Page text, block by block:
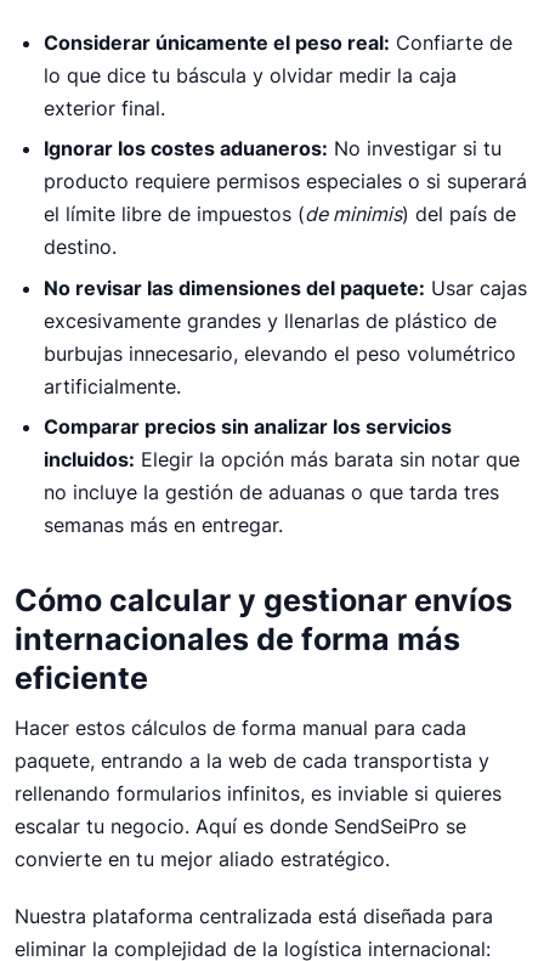
Considerar únicamente el peso real: Confiarte de
lo que dice tu báscula y olvidar medir la caja
exterior final.
Ignorar los costes aduaneros: No investigar si tu
producto requiere permisos especiales o si superará
el límite libre de impuestos (de minimis) del país de
destino.
No revisar las dimensiones del paquete: Usar cajas
excesivamente grandes y llenarlas de plástico de
burbujas innecesario, elevando el peso volumétrico
artificialmente.
Comparar precios sin analizar los servicios
incluidos: Elegir la opción más barata sin notar que
no incluye la gestión de aduanas o que tarda tres
semanas más en entregar.
Cómo calcular y gestionar envíos
internacionales de forma más
eficiente
Hacer estos cálculos de forma manual para cada
paquete, entrando a la web de cada transportista y
rellenando formularios infinitos, es inviable si quieres
escalar tu negocio. Aquí es donde SendSeiPro se
convierte en tu mejor aliado estratégico.
Nuestra plataforma centralizada está diseñada para
eliminar la complejidad de la logística internacional: